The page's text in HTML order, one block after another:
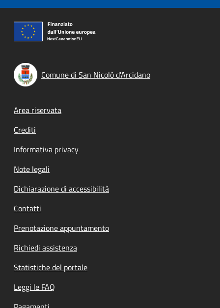
Comune di San Nicolò d'Arcidano
Footer menu
Area riservata
Crediti
Informativa privacy
Note legali
Dichiarazione di accessibilità
Contatti
Prenotazione appuntamento
Richiedi assistenza
Statistiche del portale
Leggi le FAQ